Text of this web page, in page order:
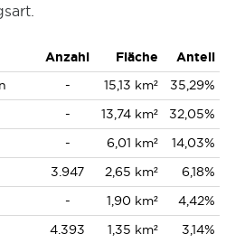
Anzahl Fläche
Anteil
- 15,13 km²
35,29%
- 13,74 km²
32,05%
- 6,01 km²
14,03%
3.947 2,65 km²
6,18%
- 1,90 km²
4,42%
4.393 1,35 km²
3,14%